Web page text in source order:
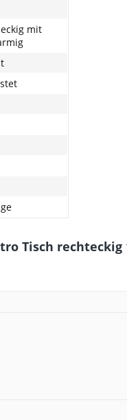
mit
Tisch rechteckig